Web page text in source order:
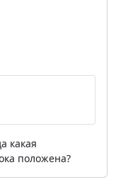
какая
положена?